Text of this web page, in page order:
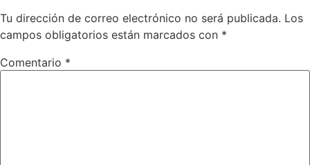
Tu dirección de correo electrónico no será publicada. Los
campos obligatorios están marcados con *
Comentario *